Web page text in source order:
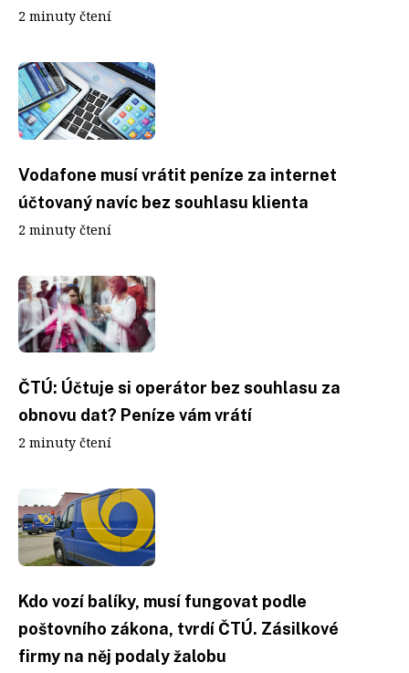
2 minuty čtení
Vodafone musí vrátit peníze za internet
účtovaný navíc bez souhlasu klienta
2 minuty čtení
ČTÚ: Účtuje si operátor bez souhlasu za
obnovu dat? Peníze vám vrátí
2 minuty čtení
Kdo vozí balíky, musí fungovat podle
poštovního zákona, tvrdí ČTÚ. Zásilkové
firmy na něj podaly žalobu